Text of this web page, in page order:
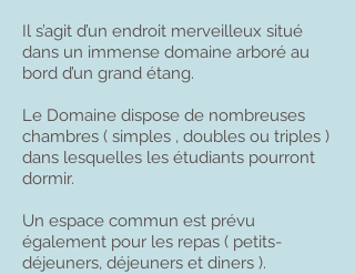
Il s’agit d’un endroit merveilleux situé
dans un immense domaine arboré au
bord d’un grand étang.
Le Domaine dispose de nombreuses
chambres ( simples , doubles ou triples )
dans lesquelles les étudiants pourront
dormir.
Un espace commun est prévu
également pour les repas ( petits-
déjeuners, déjeuners et diners ).